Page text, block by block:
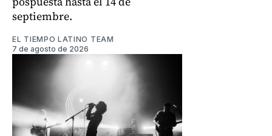
septiembre.
EL TIEMPO LATINO TEAM
7 de agosto de 2026